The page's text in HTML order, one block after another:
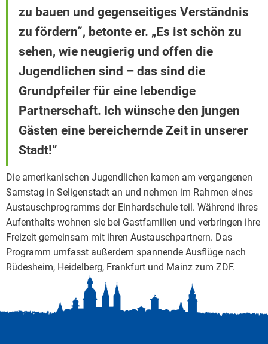
zu bauen und gegenseitiges Verständnis
zu fördern“, betonte er. „Es ist schön zu
sehen, wie neugierig und offen die
Jugendlichen sind – das sind die
Grundpfeiler für eine lebendige
Partnerschaft. Ich wünsche den jungen
Gästen eine bereichernde Zeit in unserer
Stadt!“
Die amerikanischen Jugendlichen kamen am vergangenen
Samstag in Seligenstadt an und nehmen im Rahmen eines
Austauschprogramms der Einhardschule teil. Während ihres
Aufenthalts wohnen sie bei Gastfamilien und verbringen ihre
Freizeit gemeinsam mit ihren Austauschpartnern. Das
Programm umfasst außerdem spannende Ausflüge nach
Rüdesheim, Heidelberg, Frankfurt und Mainz zum ZDF.